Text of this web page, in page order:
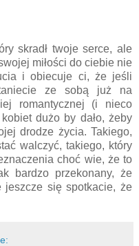
skradł twoje serce, ale
miłości do ciebie nie
i obiecuje ci, że jeśli
ze sobą już na
romantycznej (i nieco
dużo by dało, żeby
drodze życia. Takiego,
walczyć, takiego, który
choć wie, że to
bardzo przekonany, że
jeszcze się spotkacie, że